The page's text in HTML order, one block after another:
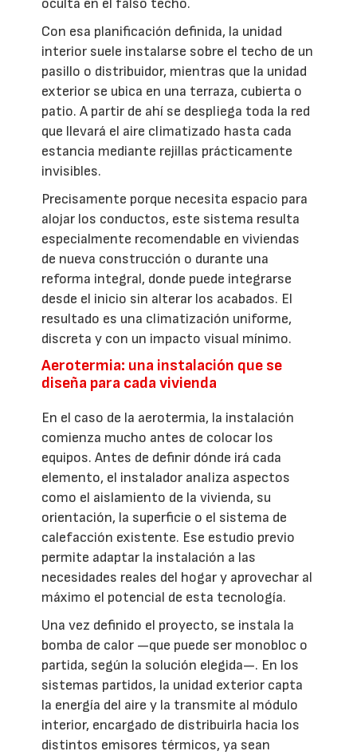
oculta en el falso techo.
Con esa planificación definida, la unidad
interior suele instalarse sobre el techo de un
pasillo o distribuidor, mientras que la unidad
exterior se ubica en una terraza, cubierta o
patio. A partir de ahí se despliega toda la red
que llevará el aire climatizado hasta cada
estancia mediante rejillas prácticamente
invisibles.
Precisamente porque necesita espacio para
alojar los conductos, este sistema resulta
especialmente recomendable en viviendas
de nueva construcción o durante una
reforma integral, donde puede integrarse
desde el inicio sin alterar los acabados. El
resultado es una climatización uniforme,
discreta y con un impacto visual mínimo.
Aerotermia: una instalación que se
diseña para cada vivienda
En el caso de la aerotermia, la instalación
comienza mucho antes de colocar los
equipos. Antes de definir dónde irá cada
elemento, el instalador analiza aspectos
como el aislamiento de la vivienda, su
orientación, la superficie o el sistema de
calefacción existente. Ese estudio previo
permite adaptar la instalación a las
necesidades reales del hogar y aprovechar al
máximo el potencial de esta tecnología.
Una vez definido el proyecto, se instala la
bomba de calor —que puede ser monobloc o
partida, según la solución elegida—. En los
sistemas partidos, la unidad exterior capta
la energía del aire y la transmite al módulo
interior, encargado de distribuirla hacia los
distintos emisores térmicos, ya sean